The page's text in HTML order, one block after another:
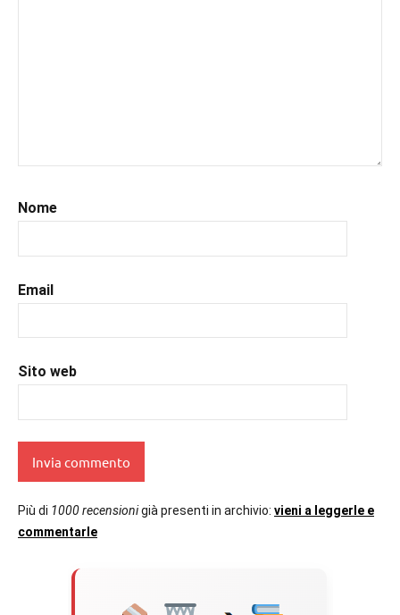
#romantic,
#uncuoretrailibri
Nome
Email
Sito web
Più di 1000 recensionigià presenti in archivio: vieni a leggerle e
commentarle